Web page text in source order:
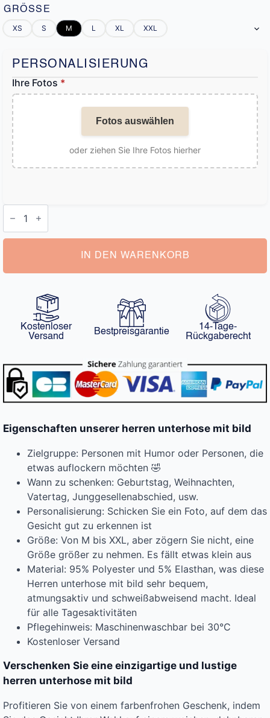
GRÖSSE
XS S M L XL XXL
PERSONALISIERUNG
Ihre Fotos *
Fotos auswählen
oder ziehen Sie Ihre Fotos hierher
Herren
Unterhose
Bild
IN DEN WARENKORB
Kostenloser
Versand
Bestpreisgarantie
14-Tage-
Rückgaberecht
Eigenschaften unserer herren unterhose mit bild
Zielgruppe: Personen mit Humor oder Personen, die
etwas auflockern möchten 🤣
Wann zu schenken: Geburtstag, Weihnachten,
Vatertag, Junggesellenabschied, usw.
Personalisierung: Schicken Sie ein Foto, auf dem das
Gesicht gut zu erkennen ist
Größe: Von M bis XXL, aber zögern Sie nicht, eine
Größe größer zu nehmen. Es fällt etwas klein aus
Material: 95% Polyester und 5% Elasthan, was diese
Herren unterhose mit bild sehr bequem,
atmungsaktiv und schweißabweisend macht. Ideal
für alle Tagesaktivitäten
Pflegehinweis: Maschinenwaschbar bei 30°C
Kostenloser Versand
Verschenken Sie eine einzigartige und lustige
herren unterhose mit bild
Profitieren Sie von einem farbenfrohen Geschenk, indem